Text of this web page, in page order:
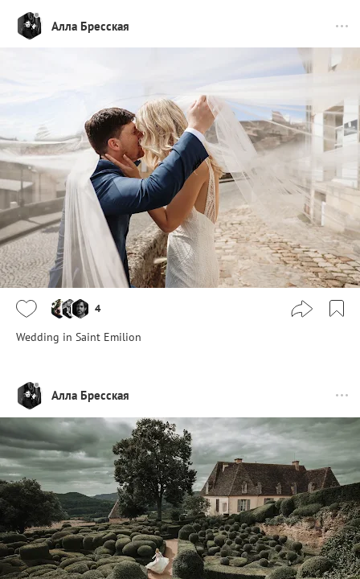
Алла Бресская
4
Wedding in Saint Emilion
Алла Бресская